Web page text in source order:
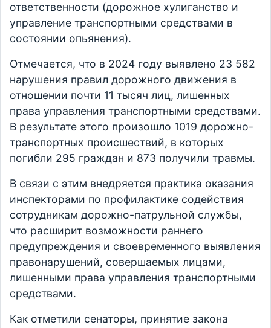
ответственности (дорожное хулиганство и
управление транспортными средствами в
состоянии опьянения).
Отмечается, что в 2024 году выявлено 23 582
нарушения правил дорожного движения в
отношении почти 11 тысяч лиц, лишенных
права управления транспортными средствами.
В результате этого произошло 1019 дорожно-
транспортных происшествий, в которых
погибли 295 граждан и 873 получили травмы.
В связи с этим внедряется практика оказания
инспекторами по профилактике содействия
сотрудникам дорожно-патрульной службы,
что расширит возможности раннего
предупреждения и своевременного выявления
правонарушений, совершаемых лицами,
лишенными права управления транспортными
средствами.
Как отметили сенаторы, принятие закона